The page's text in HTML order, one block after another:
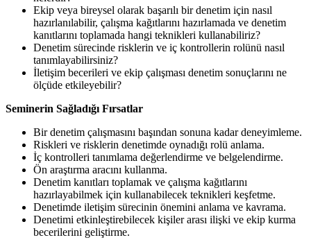
Ekip veya bireysel olarak başarılı bir denetim için nasıl
hazırlanılabilir, çalışma kağıtlarını hazırlamada ve denetim
kanıtlarını toplamada hangi teknikleri kullanabiliriz?
Denetim sürecinde risklerin ve iç kontrollerin rolünü nasıl
tanımlayabilirsiniz?
İletişim becerileri ve ekip çalışması denetim sonuçlarını ne
ölçüde etkileyebilir?
Seminerin Sağladığı Fırsatlar
Bir denetim çalışmasını başından sonuna kadar deneyimleme.
Riskleri ve risklerin denetimde oynadığı rolü anlama.
İç kontrolleri tanımlama değerlendirme ve belgelendirme.
Ön araştırma aracını kullanma.
Denetim kanıtları toplamak ve çalışma kağıtlarını
hazırlayabilmek için kullanabilecek teknikleri keşfetme.
Denetimde iletişim sürecinin önemini anlama ve kavrama.
Denetimi etkinleştirebilecek kişiler arası ilişki ve ekip kurma
becerilerini geliştirme.